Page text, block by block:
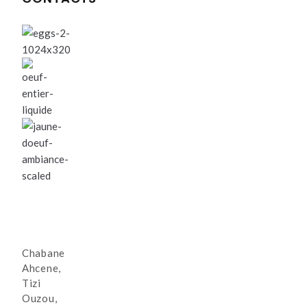
Chabane
Ahcene,
Tizi
Ouzou,